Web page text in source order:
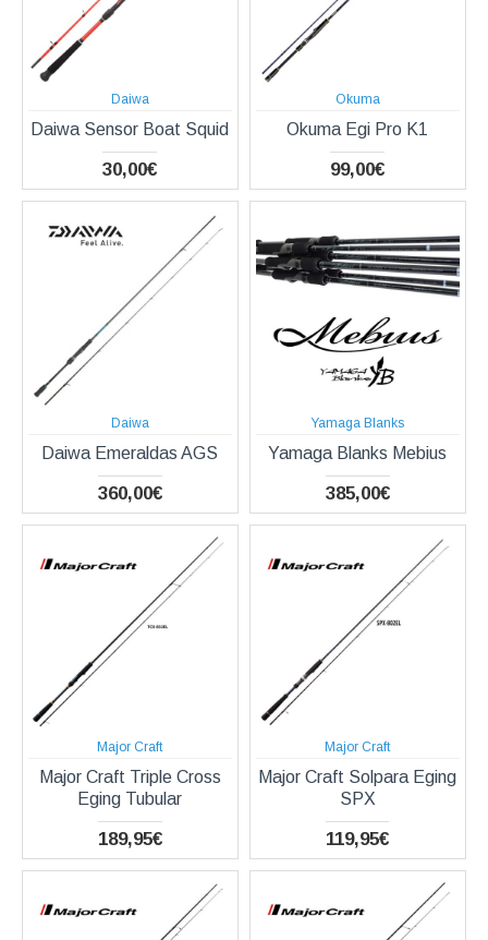
Daiwa
Daiwa Sensor Boat Squid
30,00€
Okuma
Okuma Egi Pro K1
99,00€
Daiwa
Daiwa Emeraldas AGS
360,00€
Yamaga Blanks
Yamaga Blanks Mebius
385,00€
Major Craft
Major Craft Triple Cross
Eging Tubular
189,95€
Major Craft
Major Craft Solpara Eging
SPX
119,95€